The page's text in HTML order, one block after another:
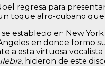
regresa para
un toque afro-cubano
se establecio en New
en donde formo
a esta virtuosa vocalista
, hicieron de este